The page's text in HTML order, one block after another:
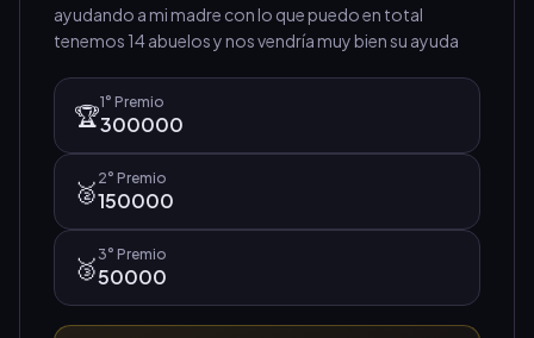
ayudando a mi madre con lo que puedo en total
tenemos 14 abuelos y nos vendría muy bien su ayuda
🏆1° Premio
300000
🥈 2° Premio
150000
🥉 3° Premio
50000